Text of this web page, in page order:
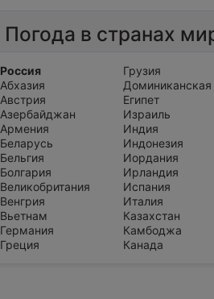
Погода в странах
Россия
Абхазия
Австрия
Азербайджан
Армения
Беларусь
Бельгия
Болгария
Великобритания
Венгрия
Вьетнам
Германия
Греция
Грузия
Доминиканская
Египет
Израиль
Индия
Индонезия
Иордания
Ирландия
Испания
Италия
Казахстан
Камбоджа
Канада